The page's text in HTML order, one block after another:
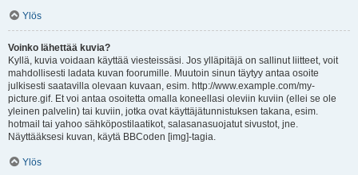
Ylös
Voinko lähettää kuvia?
Kyllä, kuvia voidaan käyttää viesteissäsi. Jos ylläpitäjä on sallinut liitteet, voit
mahdollisesti ladata kuvan foorumille. Muutoin sinun täytyy antaa osoite
julkisesti saatavilla olevaan kuvaan, esim. http://www.example.com/my-
picture.gif. Et voi antaa osoitetta omalla koneellasi oleviin kuviin (ellei se ole
yleinen palvelin) tai kuviin, jotka ovat käyttäjätunnistuksen takana, esim.
hotmail tai yahoo sähköpostilaatikot, salasanasuojatut sivustot, jne.
Näyttääksesi kuvan, käytä BBCoden [img]-tagia.
Ylös